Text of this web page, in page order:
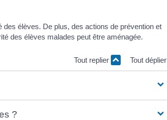
élèves. De plus, des actions de prévention et
des élèves malades peut être aménagée.
Tout replier Tout déplier
?